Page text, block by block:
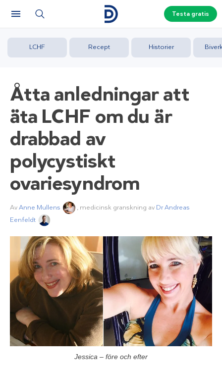
Testa gratis
LCHF Recept Historier
Åtta anledningar att
äta LCHF om du är
drabbad av
polycystiskt
ovariesyndrom
AvAnne Mullens , medicinsk granskning av Dr Andreas
Eenfeldt
Jessica – före och efter